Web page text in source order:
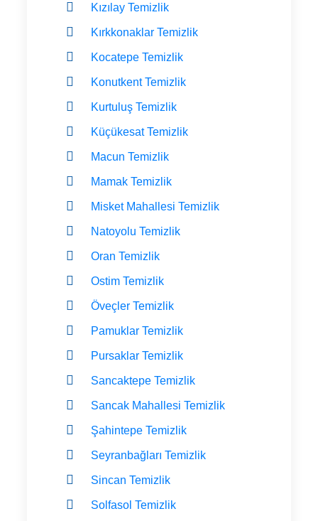
Kızılay Temizlik
Kırkkonaklar Temizlik
Kocatepe Temizlik
Konutkent Temizlik
Kurtuluş Temizlik
Küçükesat Temizlik
Macun Temizlik
Mamak Temizlik
Misket Mahallesi Temizlik
Natoyolu Temizlik
Oran Temizlik
Ostim Temizlik
Öveçler Temizlik
Pamuklar Temizlik
Pursaklar Temizlik
Sancaktepe Temizlik
Sancak Mahallesi Temizlik
Şahintepe Temizlik
Seyranbağları Temizlik
Sincan Temizlik
Solfasol Temizlik